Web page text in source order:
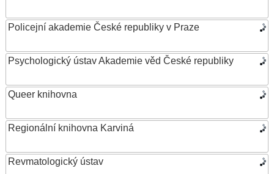
Policejní akademie České republiky v Praze
Psychologický ústav Akademie věd České republiky
Queer knihovna
Regionální knihovna Karviná
Revmatologický ústav